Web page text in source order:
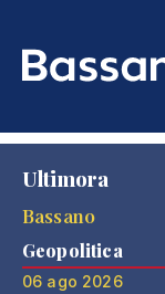
Ultimora
Bassano
Geopolitica
06 ago 2026